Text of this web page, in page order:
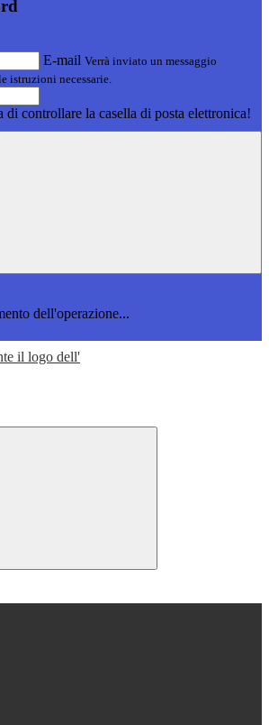
E-mail Verrà inviato un messaggio
istruzioni necessarie.
di controllare la casella di posta elettronica!
dell'operazione...